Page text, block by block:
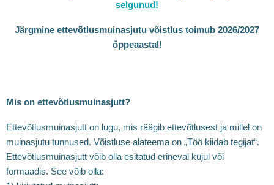
selgunud!
Järgmine ettevõtlusmuinasjutu võistlus toimub 2026/2027
õppeaastal!
Mis on ettevõtlusmuinasjutt?
Ettevõtlusmuinasjutt on lugu, mis räägib ettevõtlusest ja millel on
muinasjutu tunnused. Võistluse alateema on „Töö kiidab tegijat“.
Ettevõtlusmuinasjutt võib olla esitatud erineval kujul või
formaadis. See võib olla: